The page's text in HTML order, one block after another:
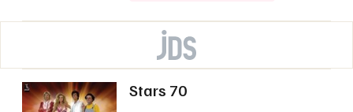
Stars 70